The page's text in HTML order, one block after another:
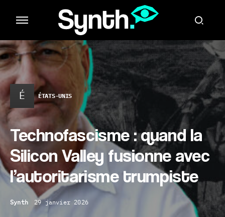
É ÉTATS-UNIS
Technofascisme : quand la
Silicon Valley fusionne avec
l’autoritarisme trumpiste
Synth 29 janvier 2026